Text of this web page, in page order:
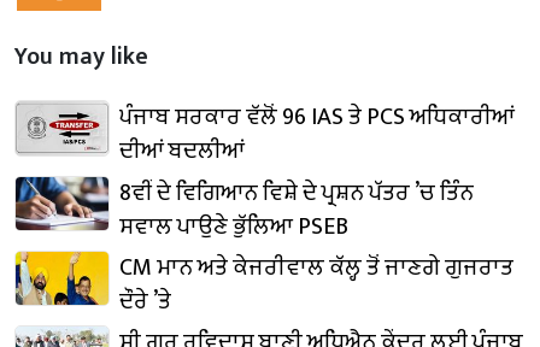
You may like
ਪੰਜਾਬ ਸਰਕਾਰ ਵੱਲੋਂ 96 IAS ਤੇ PCS ਅਧਿਕਾਰੀਆਂ
ਦੀਆਂ ਬਦਲੀਆਂ
8ਵੀਂ ਦੇ ਵਿਗਿਆਨ ਵਿਸ਼ੇ ਦੇ ਪ੍ਰਸ਼ਨ ਪੱਤਰ ’ਚ ਤਿੰਨ
ਸਵਾਲ ਪਾਉਣੇ ਭੁੱਲਿਆ PSEB
CM ਮਾਨ ਅਤੇ ਕੇਜਰੀਵਾਲ ਕੱਲ੍ਹ ਤੋਂ ਜਾਣਗੇ ਗੁਜਰਾਤ
ਦੌਰੇ ’ਤੇ